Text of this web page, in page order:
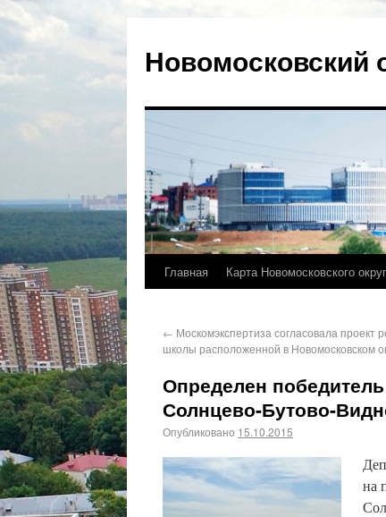
Новомосковский
Главная Карта Новомосковского
← Москомэкспертиза согласовала проект
школы расположенной в Новомосковском
Определен
Солнцево-Бутово-
Опубликовано 15.10.2015
на